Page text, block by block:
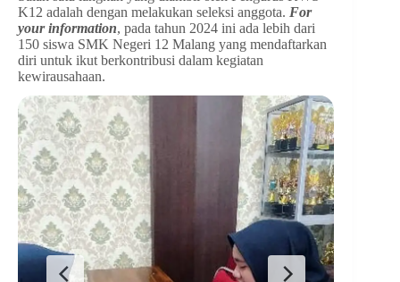
K12 adalah dengan melakukan seleksi anggota. For
your information, pada tahun 2024 ini ada lebih dari
150 siswa SMK Negeri 12 Malang yang mendaftarkan
diri untuk ikut berkontribusi dalam kegiatan
kewirausahaan.